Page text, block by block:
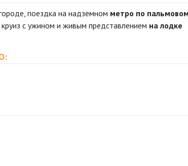
поездка на надземном метро по
круиз с ужином и живым представлением на лодке